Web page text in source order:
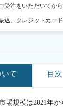
受注をいただいてか
込、クレジットカー
て 目次
場規模は2021年